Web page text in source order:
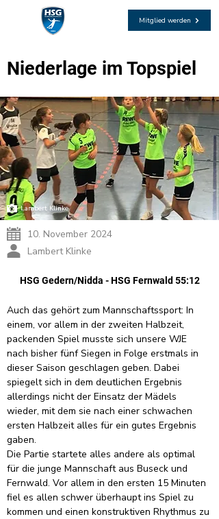
Mitglied werden
Niederlage im Topspiel
Lambert Klinke
10. November 2024
Lambert Klinke
HSG Gedern/Nidda - HSG Fernwald 55:12
Auch das gehört zum Mannschaftssport: In
einem, vor allem in der zweiten Halbzeit,
packenden Spiel musste sich unsere WJE
nach bisher fünf Siegen in Folge erstmals in
dieser Saison geschlagen geben. Dabei
spiegelt sich in dem deutlichen Ergebnis
allerdings nicht der Einsatz der Mädels
wieder, mit dem sie nach einer schwachen
ersten Halbzeit alles für ein gutes Ergebnis
gaben.
Die Partie startete alles andere als optimal
für die junge Mannschaft aus Buseck und
Fernwald. Vor allem in den ersten 15 Minuten
fiel es allen schwer überhaupt ins Spiel zu
kommen und einen konstruktiven Rhythmus zu